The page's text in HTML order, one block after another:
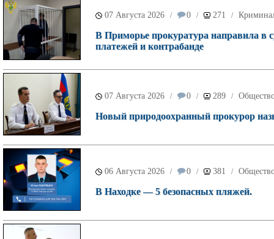
07 Августа 2026 / 0 / 271 /
В Приморье прокуратура направила в
платежей и контрабанде
07 Августа 2026 / 0 / 289 /
Новый природоохранный прокурор
06 Августа 2026 / 0 / 381 /
В Находке — 5 безопасных пляжей.